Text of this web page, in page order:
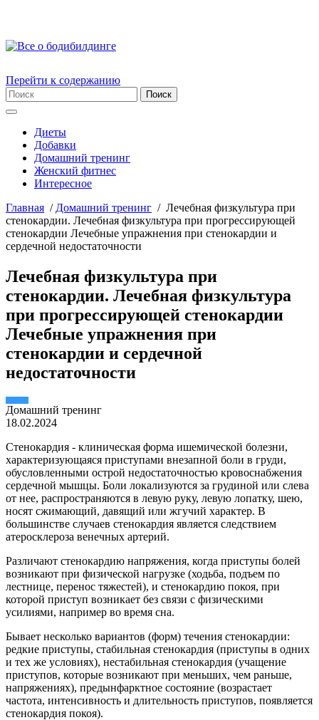
Перейти к содержанию
Диеты
Добавки
Домашний тренинг
Женский фитнес
Интересное
Главная / Домашний тренинг / Лечебная физкультура при
стенокардии. Лечебная физкультура при прогрессирующей
стенокардии Лечебные упражнения при стенокардии и
сердечной недостаточности
Лечебная физкультура при
стенокардии. Лечебная физкультура
при прогрессирующей стенокардии
Лечебные упражнения при
стенокардии и сердечной
недостаточности
Домашний тренинг
18.02.2024
Стенокардия - клиническая форма ишемической болезни,
характеризующаяся приступами внезапной боли в груди,
обусловленными острой недостаточностью кровоснабжения
сердечной мышцы. Боли локализуются за грудиной или слева
от нее, распространяются в левую руку, левую лопатку, шею,
носят сжимающий, давящий или жгучий характер. В
большинстве случаев стенокардия является следствием
атеросклероза венечных артерий.
Различают стенокардию напряжения, когда приступы болей
возникают при физической нагрузке (ходьба, подъем по
лестнице, перенос тяжестей), и стенокардию покоя, при
которой приступ возникает без связи с физическими
усилиями, например во время сна.
Бывает несколько вариантов (форм) течения стенокардии:
редкие приступы, стабильная стенокардия (приступы в одних
и тех же условиях), нестабильная стенокардия (учащение
приступов, которые возникают при меньших, чем раньше,
напряжениях), предынфарктное состояние (возрастает
частота, интенсивность и длительность приступов, появляется
стенокардия покоя).